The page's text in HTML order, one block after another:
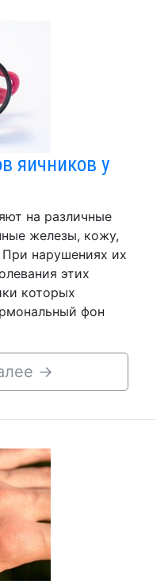
яичников у
на различные
железы, кожу,
нарушениях их
этих
которых
фон
→